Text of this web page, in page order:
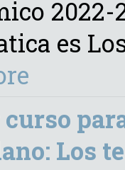
2022-
es
Los